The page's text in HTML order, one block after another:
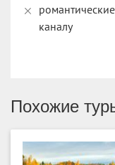
каналу
Похожие